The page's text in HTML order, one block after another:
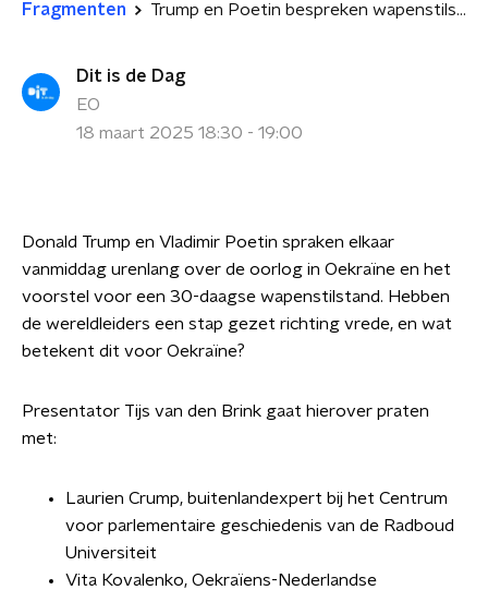
Fragmenten Trump en Poetin bespreken wapenstilstand – doorbraak of illusie?
Dit is de Dag
EO
18 maart 2025 18:30 - 19:00
Donald Trump en Vladimir Poetin spraken elkaar
vanmiddag urenlang over de oorlog in Oekraïne en het
voorstel voor een 30-daagse wapenstilstand. Hebben
de wereldleiders een stap gezet richting vrede, en wat
betekent dit voor Oekraïne?
Presentator Tijs van den Brink gaat hierover praten
met:
Laurien Crump, buitenlandexpert bij het Centrum
voor parlementaire geschiedenis van de Radboud
Universiteit
Vita Kovalenko, Oekraïens-Nederlandse